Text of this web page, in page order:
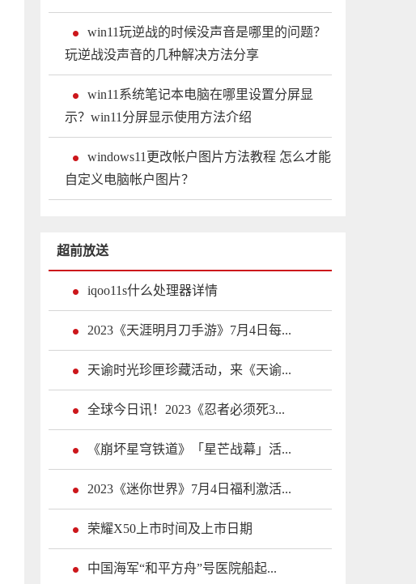
win11玩逆战的时候没声音是哪里的问题？
玩逆战没声音的几种解决方法分享
win11系统笔记本电脑在哪里设置分屏显
示？win11分屏显示使用方法介绍
windows11更改帐户图片方法教程 怎么才能
自定义电脑帐户图片？
超前放送
iqoo11s什么处理器详情
2023《天涯明月刀手游》7月4日每...
天谕时光珍匣珍藏活动，来《天谕...
全球今日讯！2023《忍者必须死3...
《崩坏星穹铁道》「星芒战幕」活...
2023《迷你世界》7月4日福利激活...
荣耀X50上市时间及上市日期
中国海军“和平方舟”号医院船起...